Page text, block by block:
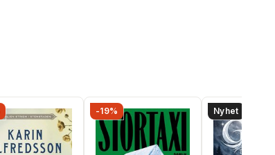
-19% Nyhet